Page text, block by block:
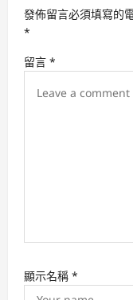
a
t
i
發佈留言必須填寫的
*
留言 *
顯示名稱 *